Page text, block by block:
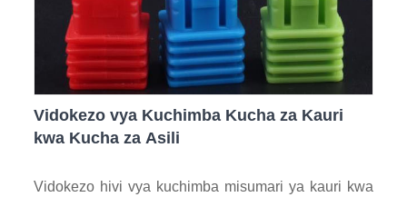
Vidokezo vya Kuchimba Kucha za Kauri
kwa Kucha za Asili
Vidokezo hivi vya kuchimba misumari ya kauri kwa